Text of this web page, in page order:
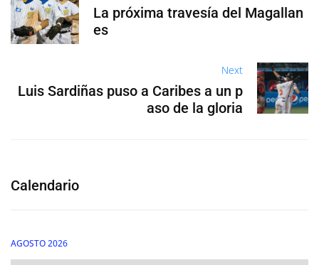
La próxima travesía del Magallan
es
Next
Luis Sardiñas puso a Caribes a un p
aso de la gloria
Calendario
AGOSTO 2026